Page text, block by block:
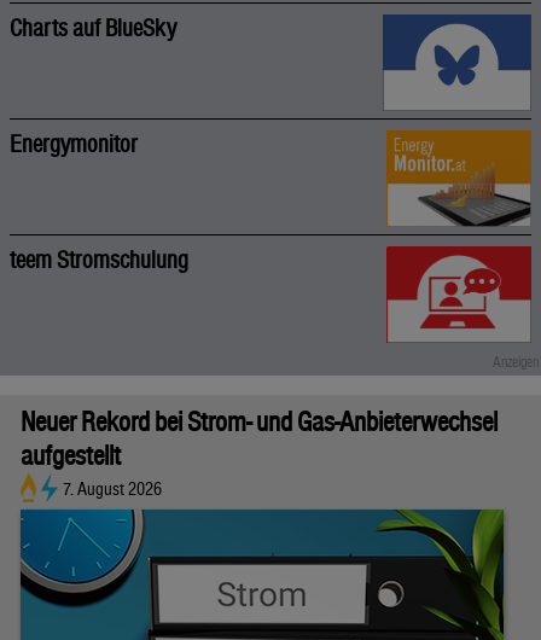
Charts auf BlueSky
Energymonitor
teem Stromschulung
Neuer Rekord bei Strom- und Gas-Anbieterwechsel
aufgestellt
7. August 2026